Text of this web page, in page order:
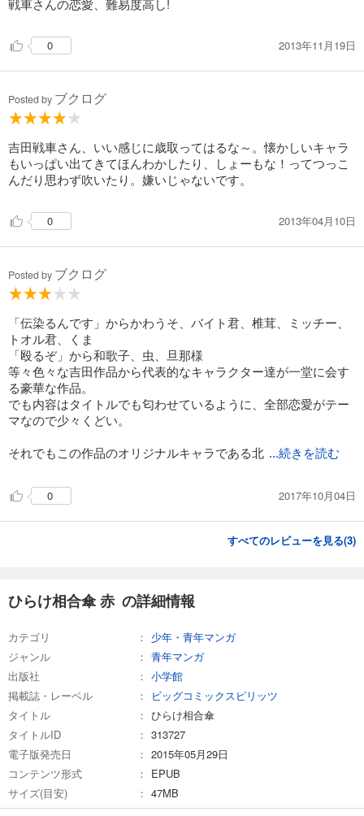
戦車さんの恋愛、難易度高し!
0 2013年11月19日
Posted by ブクログ
吉田戦車さん、いい感じに歳取ってはるな～。懐かしいキャラ
もいっぱい出てきてほんわかしたり、しょーもな！ってつっこ
んだり思わず吹いたり。嫌いじゃないです。
0 2013年04月10日
Posted by ブクログ
「伝染るんです」からかわうそ、バイト君、椎茸、ミッチー、
トオル君、くま
「殴るぞ」から和歌子、虫、旦那様
等々色々な吉田作品から代表的なキャラクター達が一堂に会す
る豪華な作品。
でも内容はタイトルでも匂わせているように、全部恋愛がテー
マなので少々くどい。
それでもこの作品のオリジナルキャラである北 ...続きを読む
0 2017年10月04日
すべてのレビューを見る(3)
ひらけ相合傘 赤 の詳細情報
カテゴリ
少年・青年マンガ
ジャンル
青年マンガ
出版社
小学館
掲載誌・レーベル
ビッグコミックスピリッツ
タイトル
ひらけ相合傘
タイトルID
313727
電子版発売日
2015年05月29日
コンテンツ形式
EPUB
サイズ(目安)
47MB